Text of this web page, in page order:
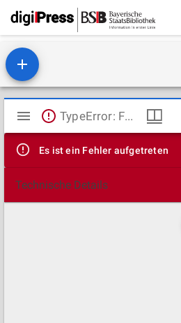
Mirador
Viewer
TypeError: Failed to fetch
Es ist ein Fehler aufgetreten
Technische Details